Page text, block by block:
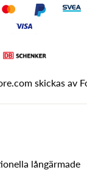
skickas av
långärmade